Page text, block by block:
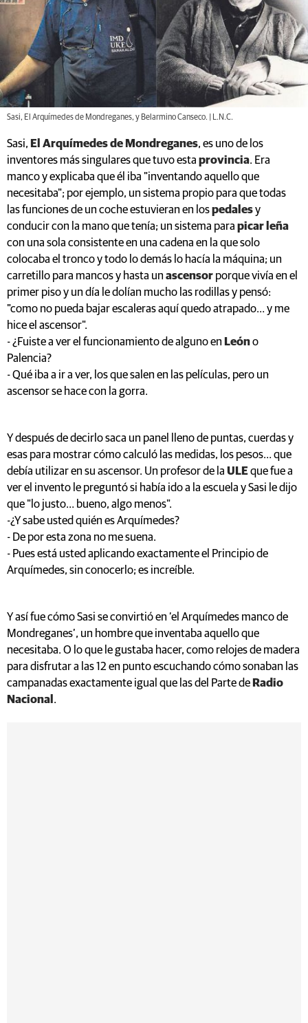
Sasi, El Arquímedes de Mondreganes, y Belarmino Canseco. | L.N.C.
Sasi, El Arquímedes de Mondreganes, es uno de los
inventores más singulares que tuvo esta provincia. Era
manco y explicaba que él iba "inventando aquello que
necesitaba"; por ejemplo, un sistema propio para que todas
las funciones de un coche estuvieran en lospedalesy
conducir con la mano que tenía; un sistema para picar leña
con una sola consistente en una cadena en la que solo
colocaba el tronco y todo lo demás lo hacía la máquina; un
carretillo para mancos y hasta un ascensor porque vivía en el
primer piso y un día le dolían mucho las rodillas y pensó:
"como no pueda bajar escaleras aquí quedo atrapado… y me
hice el ascensor".
- ¿Fuiste a ver el funcionamiento de alguno en Leóno
Palencia?
- Qué iba a ir a ver, los que salen en las películas, pero un
ascensor se hace con la gorra.
Y después de decirlo saca un panel lleno de puntas, cuerdas y
esas para mostrar cómo calculó las medidas, los pesos… que
debía utilizar en su ascensor. Un profesor de la ULEque fue a
ver el invento le preguntó si había ido a la escuela y Sasi le dijo
que "lo justo… bueno, algo menos".
-¿Y sabe usted quién es Arquímedes?
- De por esta zona no me suena.
- Pues está usted aplicando exactamente el Principio de
Arquímedes, sin conocerlo; es increíble.
Y así fue cómo Sasi se convirtió en ‘el Arquímedes manco de
Mondreganes’, un hombre que inventaba aquello que
necesitaba. O lo que le gustaba hacer, como relojes de madera
para disfrutar a las 12 en punto escuchando cómo sonaban las
campanadas exactamente igual que las del Parte de Radio
Nacional .